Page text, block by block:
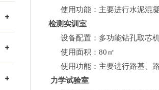
使用功能：主要进行水泥混
检测实训室
设备配置：多功能钻孔取芯机
使用面积：80㎡
使用功能：主要进行路基、路
力学试验室